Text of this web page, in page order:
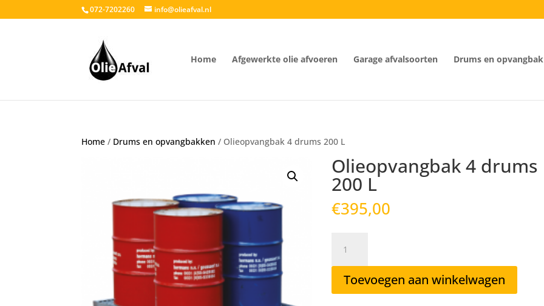
072-7202260 info@olieafval.nl
Home Afgewerkte olie afvoeren Garage afvalsoorten Drums en
Home / Drums en opvangbakken / Olieopvangbak 4 drums 200 L
Olieopvangbak 4 drums
200 L
€395,00
drums
200
L
Toevoegen aan winkelwagen